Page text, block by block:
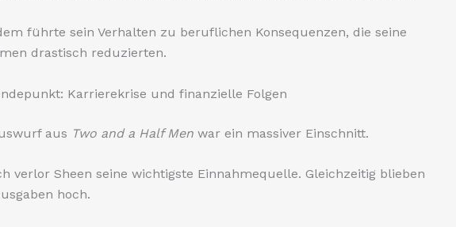
führte sein Verhalten zu beruflichen Konsequenzen, die seine
drastisch reduzierten.
Karrierekrise und finanzielle Folgen
aus Two and a Half Men war ein massiver Einschnitt.
verlor Sheen seine wichtigste Einnahmequelle. Gleichzeitig blieben
hoch.